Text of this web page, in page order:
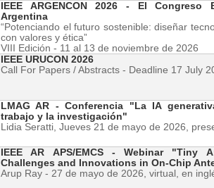
IEEE ARGENCON 2026 - El
Argentina
“Potenciando el futuro sostenible: diseñar
con valores y ética”
VIII Edición - 11 al 13 de noviembre de 2026
IEEE URUCON 2026
Call For Papers / Abstracts - Deadline 17 July
LMAG AR - Conferencia "La IA
trabajo y la investigación"
Lidia Seratti, Jueves 21 de mayo de 2026,
IEEE AR APS/EMCS - Webinar "Tiny
Challenges and Innovations in On-Chip
Arup Ray - 27 de mayo de 2026, virtual, en